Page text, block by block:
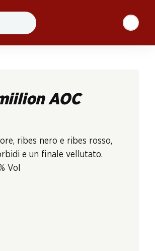
AOC
ribes nero e ribes rosso,
e un finale vellutato.
Vol